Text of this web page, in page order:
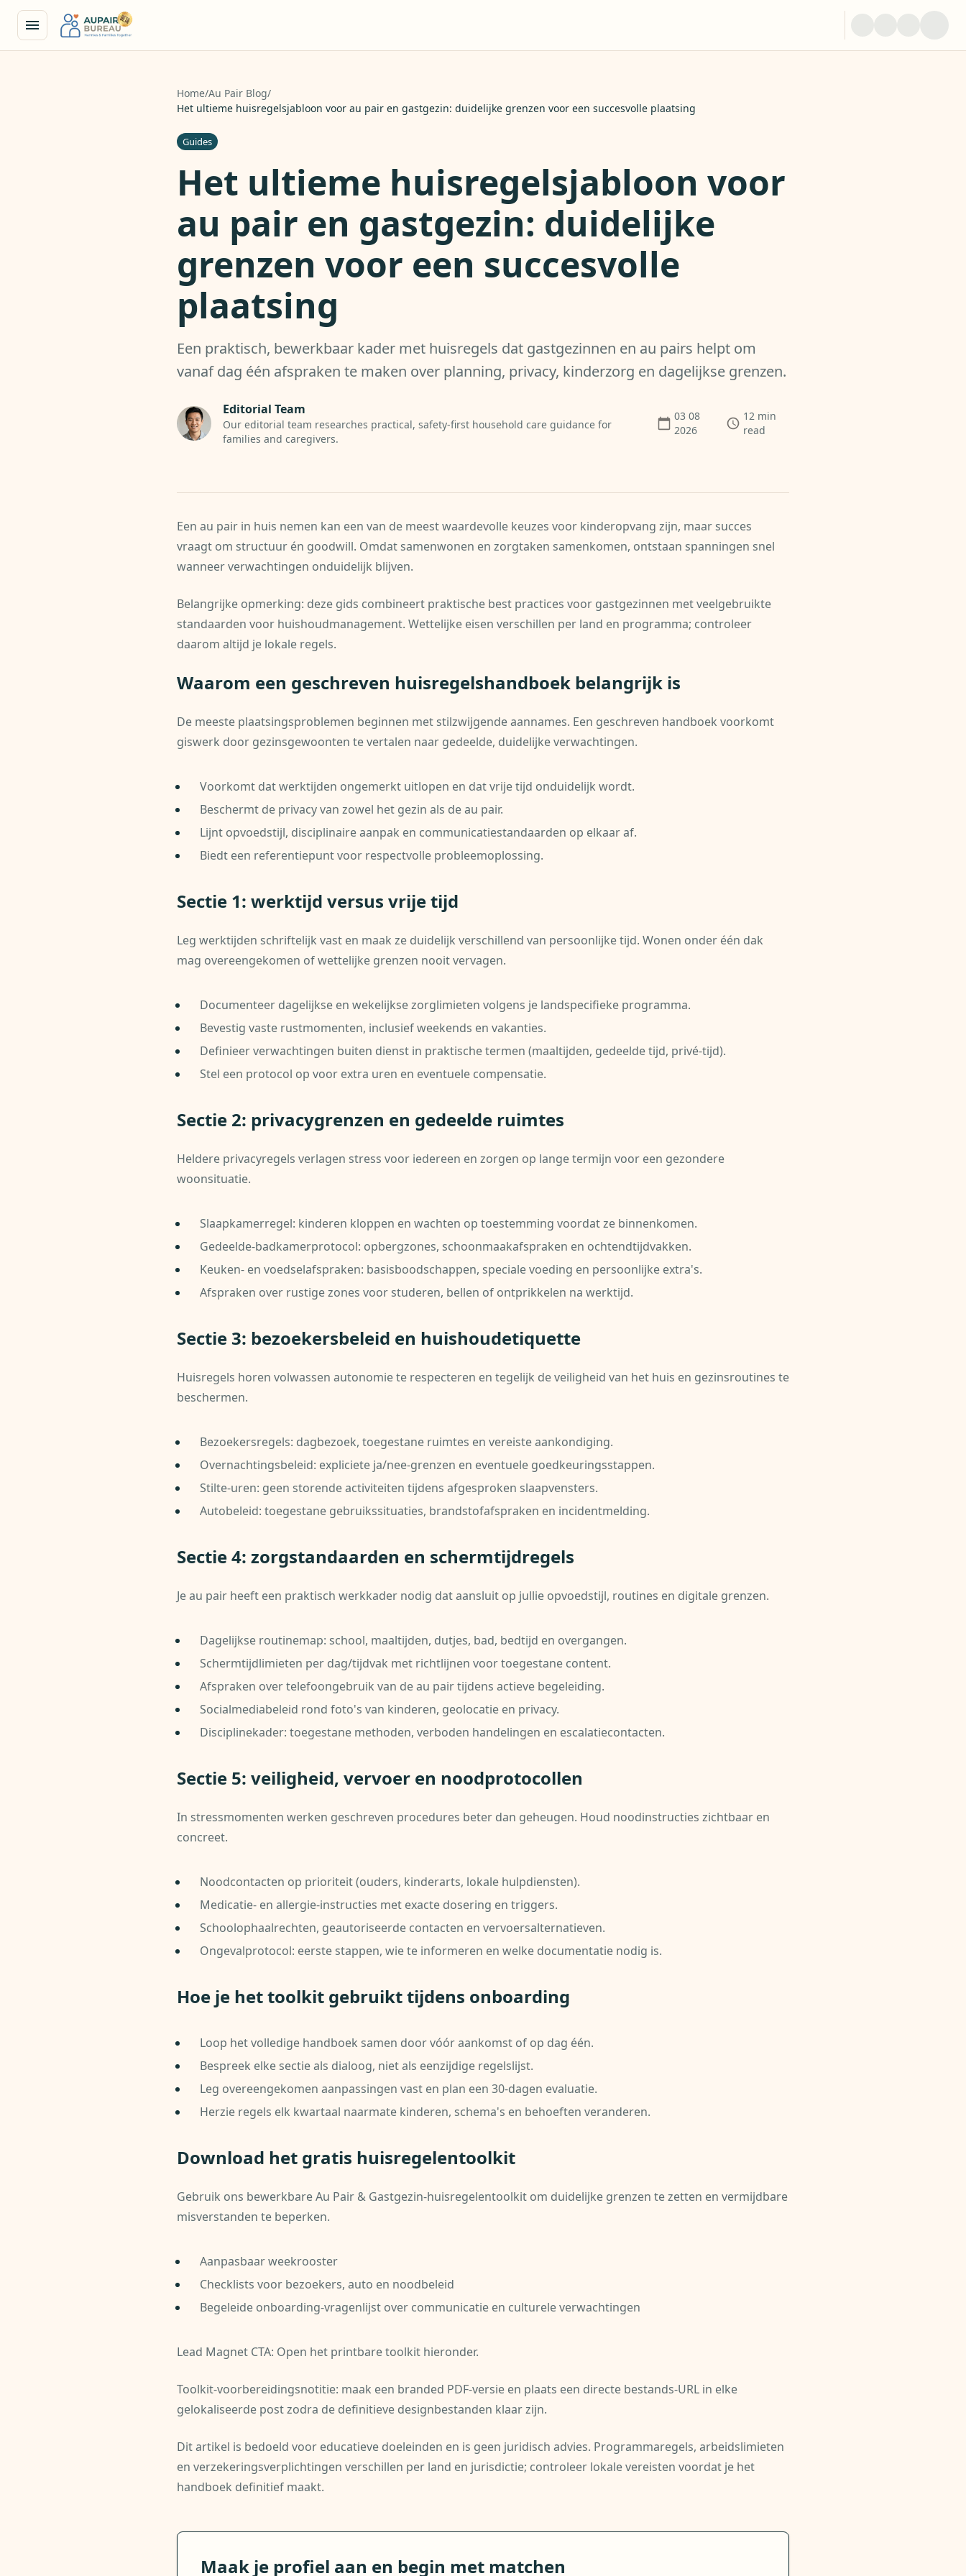
Home/Au Pair Blog/
Het ultieme huisregelsjabloon voor au pair en gastgezin: duidelijke grenzen voor een succesvolle plaatsing
Guides
Het ultieme huisregelsjabloon voor
au pair en gastgezin: duidelijke
grenzen voor een succesvolle
plaatsing
Een praktisch, bewerkbaar kader met huisregels dat gastgezinnen en au pairs helpt om
vanaf dag één afspraken te maken over planning, privacy, kinderzorg en dagelijkse grenzen.
Editorial Team
Our editorial team researches practical, safety-first household care guidance for
families and caregivers.
03 08
2026
12 min
read
Een au pair in huis nemen kan een van de meest waardevolle keuzes voor kinderopvang zijn, maar succes
vraagt om structuur én goodwill. Omdat samenwonen en zorgtaken samenkomen, ontstaan spanningen snel
wanneer verwachtingen onduidelijk blijven.
Belangrijke opmerking: deze gids combineert praktische best practices voor gastgezinnen met veelgebruikte
standaarden voor huishoudmanagement. Wettelijke eisen verschillen per land en programma; controleer
daarom altijd je lokale regels.
Waarom een geschreven huisregelshandboek belangrijk is
De meeste plaatsingsproblemen beginnen met stilzwijgende aannames. Een geschreven handboek voorkomt
giswerk door gezinsgewoonten te vertalen naar gedeelde, duidelijke verwachtingen.
Voorkomt dat werktijden ongemerkt uitlopen en dat vrije tijd onduidelijk wordt.
Beschermt de privacy van zowel het gezin als de au pair.
Lijnt opvoedstijl, disciplinaire aanpak en communicatiestandaarden op elkaar af.
Biedt een referentiepunt voor respectvolle probleemoplossing.
Sectie 1: werktijd versus vrije tijd
Leg werktijden schriftelijk vast en maak ze duidelijk verschillend van persoonlijke tijd. Wonen onder één dak
mag overeengekomen of wettelijke grenzen nooit vervagen.
Documenteer dagelijkse en wekelijkse zorglimieten volgens je landspecifieke programma.
Bevestig vaste rustmomenten, inclusief weekends en vakanties.
Definieer verwachtingen buiten dienst in praktische termen (maaltijden, gedeelde tijd, privé-tijd).
Stel een protocol op voor extra uren en eventuele compensatie.
Sectie 2: privacygrenzen en gedeelde ruimtes
Heldere privacyregels verlagen stress voor iedereen en zorgen op lange termijn voor een gezondere
woonsituatie.
Slaapkamerregel: kinderen kloppen en wachten op toestemming voordat ze binnenkomen.
Gedeelde-badkamerprotocol: opbergzones, schoonmaakafspraken en ochtendtijdvakken.
Keuken- en voedselafspraken: basisboodschappen, speciale voeding en persoonlijke extra's.
Afspraken over rustige zones voor studeren, bellen of ontprikkelen na werktijd.
Sectie 3: bezoekersbeleid en huishoudetiquette
Huisregels horen volwassen autonomie te respecteren en tegelijk de veiligheid van het huis en gezinsroutines te
beschermen.
Bezoekersregels: dagbezoek, toegestane ruimtes en vereiste aankondiging.
Overnachtingsbeleid: expliciete ja/nee-grenzen en eventuele goedkeuringsstappen.
Stilte-uren: geen storende activiteiten tijdens afgesproken slaapvensters.
Autobeleid: toegestane gebruikssituaties, brandstofafspraken en incidentmelding.
Sectie 4: zorgstandaarden en schermtijdregels
Je au pair heeft een praktisch werkkader nodig dat aansluit op jullie opvoedstijl, routines en digitale grenzen.
Dagelijkse routinemap: school, maaltijden, dutjes, bad, bedtijd en overgangen.
Schermtijdlimieten per dag/tijdvak met richtlijnen voor toegestane content.
Afspraken over telefoongebruik van de au pair tijdens actieve begeleiding.
Socialmediabeleid rond foto's van kinderen, geolocatie en privacy.
Disciplinekader: toegestane methoden, verboden handelingen en escalatiecontacten.
Sectie 5: veiligheid, vervoer en noodprotocollen
In stressmomenten werken geschreven procedures beter dan geheugen. Houd noodinstructies zichtbaar en
concreet.
Noodcontacten op prioriteit (ouders, kinderarts, lokale hulpdiensten).
Medicatie- en allergie-instructies met exacte dosering en triggers.
Schoolophaalrechten, geautoriseerde contacten en vervoersalternatieven.
Ongevalprotocol: eerste stappen, wie te informeren en welke documentatie nodig is.
Hoe je het toolkit gebruikt tijdens onboarding
Loop het volledige handboek samen door vóór aankomst of op dag één.
Bespreek elke sectie als dialoog, niet als eenzijdige regelslijst.
Leg overeengekomen aanpassingen vast en plan een 30-dagen evaluatie.
Herzie regels elk kwartaal naarmate kinderen, schema's en behoeften veranderen.
Download het gratis huisregelentoolkit
Gebruik ons bewerkbare Au Pair & Gastgezin-huisregelentoolkit om duidelijke grenzen te zetten en vermijdbare
misverstanden te beperken.
Aanpasbaar weekrooster
Checklists voor bezoekers, auto en noodbeleid
Begeleide onboarding-vragenlijst over communicatie en culturele verwachtingen
Lead Magnet CTA: Open het printbare toolkit hieronder.
Toolkit-voorbereidingsnotitie: maak een branded PDF-versie en plaats een directe bestands-URL in elke
gelokaliseerde post zodra de definitieve designbestanden klaar zijn.
Dit artikel is bedoeld voor educatieve doeleinden en is geen juridisch advies. Programmaregels, arbeidslimieten
en verzekeringsverplichtingen verschillen per land en jurisdictie; controleer lokale vereisten voordat je het
handboek definitief maakt.
Maak je profiel aan en begin met matchen